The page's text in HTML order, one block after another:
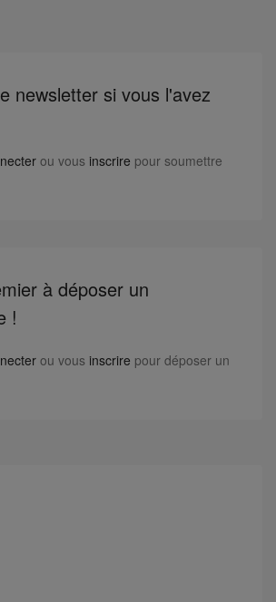
newsletter si vous l'avez
ou vous inscrire pour soumettre
à déposer un
!
ou vous inscrire pour déposer un